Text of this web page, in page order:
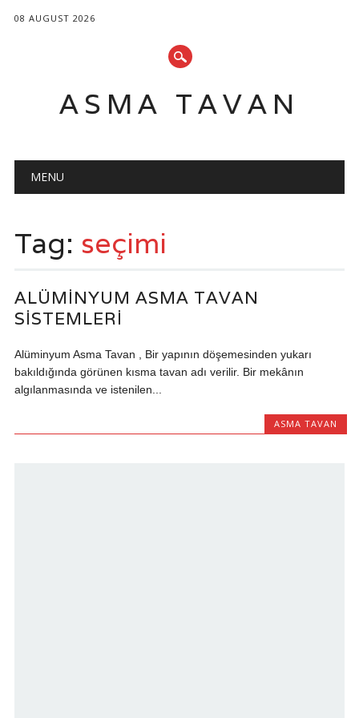
08 AUGUST 2026
ASMA TAVAN
Main menu
MENU
Tag: seçimi
ALÜMINYUM ASMA TAVAN
SISTEMLERI
Alüminyum Asma Tavan , Bir yapının döşemesinden yukarı
bakıldığında görünen kısma tavan adı verilir. Bir mekânın
algılanmasında ve istenilen...
ASMA TAVAN